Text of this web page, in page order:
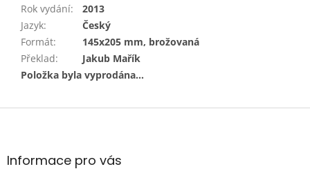
Rok vydání:
2013
Jazyk:
Český
Formát:
145x205 mm, brožovaná
Překlad:
Jakub Mařík
Položka byla vyprodána…
Z
aInformace pro vás